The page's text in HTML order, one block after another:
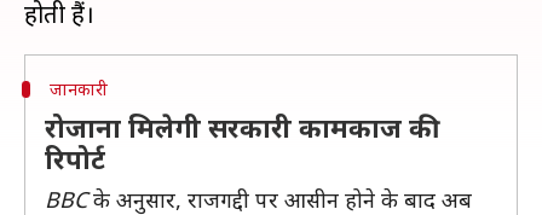
जानकारी
रोजाना मिलेगी सरकारी कामकाज की
रिपोर्ट
BBCके अनुसार, राजगद्दी पर आसीन होने के बाद अब